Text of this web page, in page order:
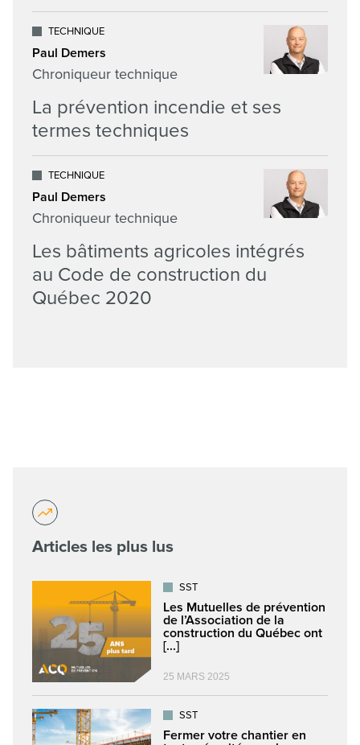
TECHNIQUE
Paul Demers
Chroniqueur technique
La prévention incendie et ses
termes techniques
TECHNIQUE
Paul Demers
Chroniqueur technique
Les bâtiments agricoles intégrés
au Code de construction du
Québec 2020
Articles les plus lus
SST
Les Mutuelles de prévention
de l’Association de la
construction du Québec ont
[...]
25 MARS 2025
SST
Fermer votre chantier en